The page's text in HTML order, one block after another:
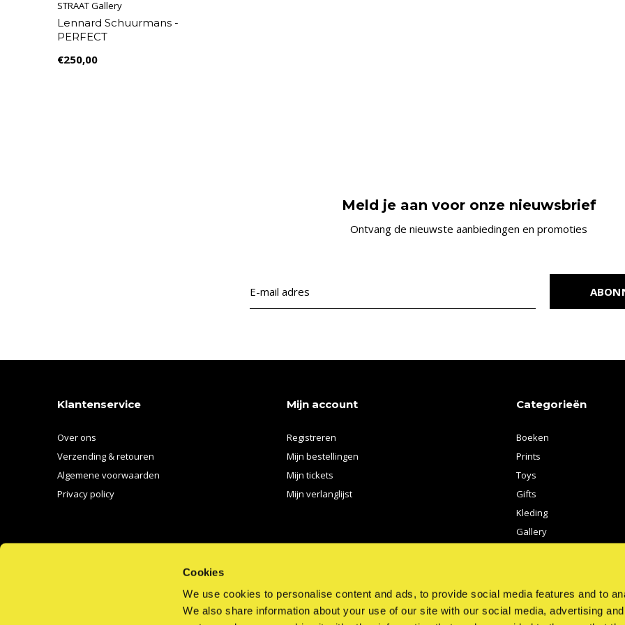
Cookies
We use cookies to personalise content and ads, to provide social media features and to
We also share information about your use of our site with our social media, advertising
STRAAT Gallery
Lennard Schuurmans -
PERFECT
€250,00
Meld je aan voor onze nieuwsbrief
Ontvang de nieuwste aanbiedingen en promoties
Klantenservice
Over ons
Verzending & retouren
Algemene voorwaarden
Privacy policy
Mijn account
Registreren
Mijn bestellingen
Mijn tickets
Mijn verlanglijst
Categorieën
Boeken
Prints
Toys
Gifts
Kleding
Gallery
EMAIL ONS